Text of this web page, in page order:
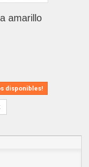
amarillo
disponibles!